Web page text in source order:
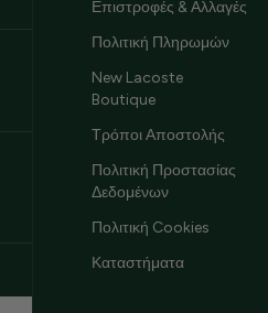
Επιστροφές & Αλλαγές
Πολιτική Πληρωμών
New Lacoste
Boutique
Τρόποι Αποστολής
Πολιτική Προστασίας
Δεδομένων
Πολιτική Cookies
Καταστήματα